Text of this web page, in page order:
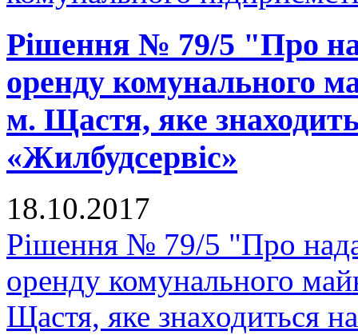
Рішення № 79/5 "Про
оренду комунального
м. Щастя, яке
«Жилбудсервіс»
18.10.2017
Рішення № 79/5 "Про
оренду комунального
Щастя, яке знаходиться